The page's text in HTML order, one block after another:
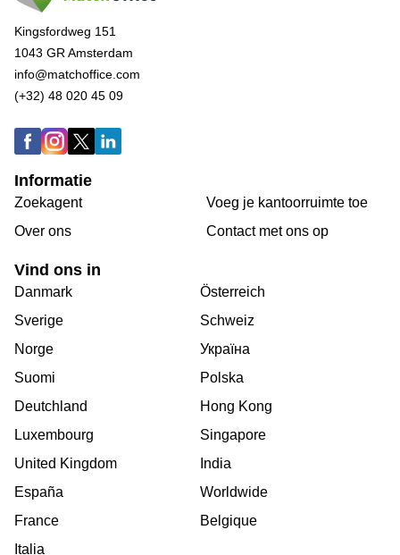
Kingsfordweg 151
1043 GR Amsterdam
info@matchoffice.com
(+32) 48 020 45 09
Informatie
Zoekagent
Over ons
Voeg je kantoorruimte toe
Сontact met ons op
Vind ons in
Danmark
Sverige
Norge
Suomi
Deutchland
Luxembourg
United Kingdom
España
France
Italia
Österreich
Schweiz
Україна
Polska
Hong Kong
Singapore
India
Worldwide
Belgique